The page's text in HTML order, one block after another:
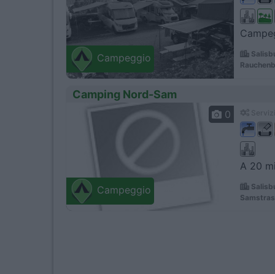
Campeggio
Camping Nord-Sam
Campeggio
0
A 20